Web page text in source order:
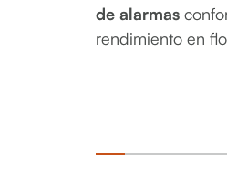
de alarmas
rendimiento en